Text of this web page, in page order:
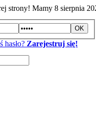
strony! Mamy 8 sierpnia
hasło? Zarejestruj się!